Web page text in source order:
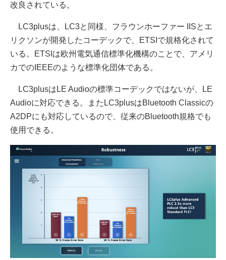
改良されている。
LC3plusは、LC3と同様、フラウンホーファー IISとエ
リクソンが開発したコーデックで、ETSIで規格化されて
いる。ETSIは欧州電気通信標準化機構のことで、アメリ
カでのIEEEのような標準化団体である。
LC3plusはLE Audioの標準コーデックではないが、LE
Audioに対応できる。またLC3plusはBluetooth Classicの
A2DPにも対応しているので、従来のBluetooth規格でも
使用できる。